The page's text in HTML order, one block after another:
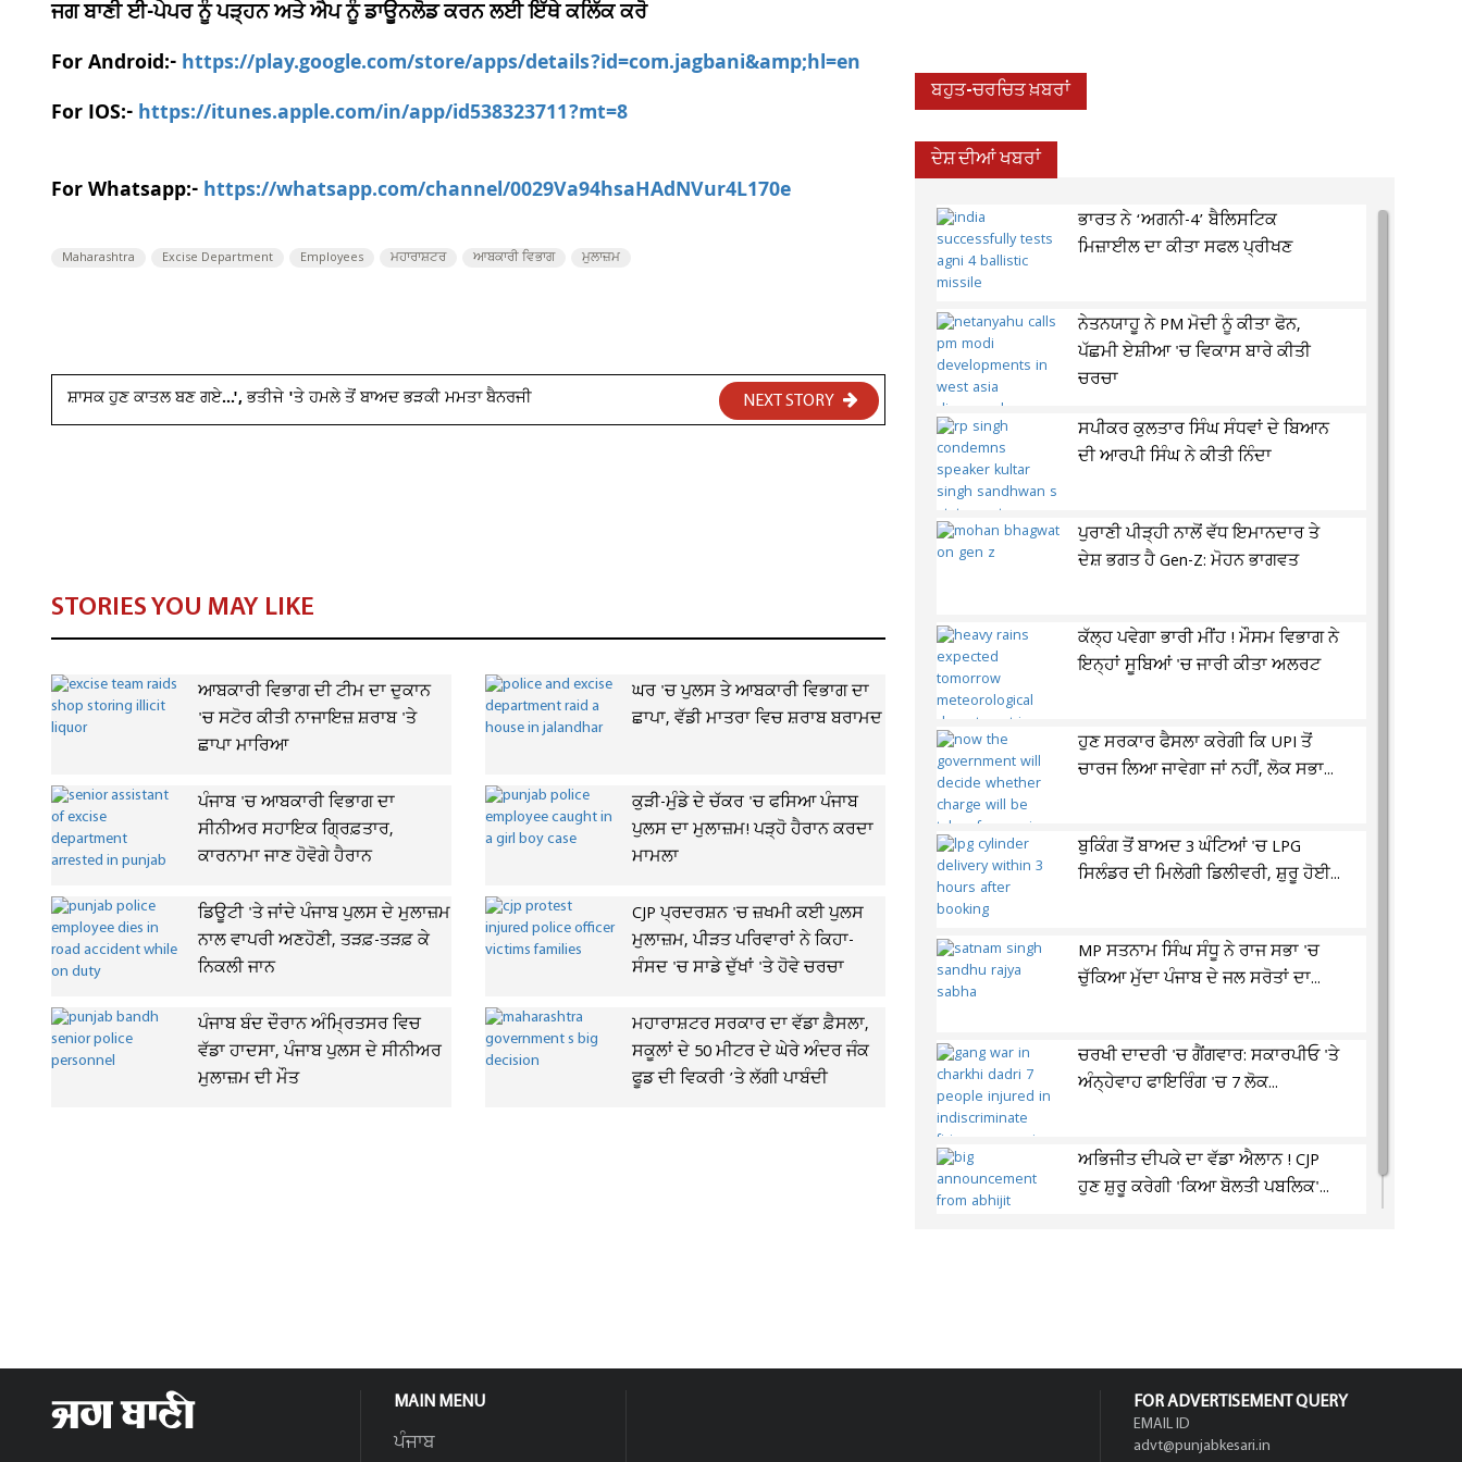
ਜਗ ਬਾਣੀ ਈ-ਪੇਪਰ ਨੂੰ ਪੜ੍ਹਨ ਅਤੇ ਐਪ ਨੂੰ ਡਾਊਨਲੋਡ ਕਰਨ ਲਈ ਇੱਥੇ ਕਲਿੱਕ ਕਰੋ
For Android:-https://play.google.com/store/apps/details?id=com.jagbani&amp;hl=en
For IOS:-https://itunes.apple.com/in/app/id538323711?mt=8
For Whatsapp:-https://whatsapp.com/channel/0029Va94hsaHAdNVur4L170e
Maharashtra Excise Department Employees ਮਹਾਰਾਸ਼ਟਰ ਆਬਕਾਰੀ ਵਿਭਾਗ ਮੁਲਾਜ਼ਮ
ਸ਼ਾਸਕ ਹੁਣ ਕਾਤਲ ਬਣ ਗਏ...', ਭਤੀਜੇ 'ਤੇ ਹਮਲੇ ਤੋਂ ਬਾਅਦ ਭੜਕੀ ਮਮਤਾ ਬੈਨਰਜੀ NEXT STORY
STORIES YOU MAY LIKE
ਆਬਕਾਰੀ ਵਿਭਾਗ ਦੀ ਟੀਮ ਦਾ ਦੁਕਾਨ
'ਚ ਸਟੋਰ ਕੀਤੀ ਨਾਜਾਇਜ਼ ਸ਼ਰਾਬ 'ਤੇ
ਛਾਪਾ ਮਾਰਿਆ
ਘਰ 'ਚ ਪੁਲਸ ਤੇ ਆਬਕਾਰੀ ਵਿਭਾਗ ਦਾ
ਛਾਪਾ, ਵੱਡੀ ਮਾਤਰਾ ਵਿਚ ਸ਼ਰਾਬ ਬਰਾਮਦ
ਪੰਜਾਬ 'ਚ ਆਬਕਾਰੀ ਵਿਭਾਗ ਦਾ
ਸੀਨੀਅਰ ਸਹਾਇਕ ਗ੍ਰਿਫ਼ਤਾਰ,
ਕਾਰਨਾਮਾ ਜਾਣ ਹੋਵੋਗੇ ਹੈਰਾਨ
ਕੁੜੀ-ਮੁੰਡੇ ਦੇ ਚੱਕਰ 'ਚ ਫਸਿਆ ਪੰਜਾਬ
ਪੁਲਸ ਦਾ ਮੁਲਾਜ਼ਮ! ਪੜ੍ਹੋ ਹੈਰਾਨ ਕਰਦਾ
ਮਾਮਲਾ
ਡਿਊਟੀ 'ਤੇ ਜਾਂਦੇ ਪੰਜਾਬ ਪੁਲਸ ਦੇ ਮੁਲਾਜ਼ਮ
ਨਾਲ ਵਾਪਰੀ ਅਣਹੋਣੀ, ਤੜਫ਼-ਤੜਫ਼ ਕੇ
ਨਿਕਲੀ ਜਾਨ
CJP ਪ੍ਰਦਰਸ਼ਨ 'ਚ ਜ਼ਖਮੀ ਕਈ ਪੁਲਸ
ਮੁਲਾਜ਼ਮ, ਪੀੜਤ ਪਰਿਵਾਰਾਂ ਨੇ ਕਿਹਾ-
ਸੰਸਦ 'ਚ ਸਾਡੇ ਦੁੱਖਾਂ 'ਤੇ ਹੋਵੇ ਚਰਚਾ
ਪੰਜਾਬ ਬੰਦ ਦੌਰਾਨ ਅੰਮ੍ਰਿਤਸਰ ਵਿਚ
ਵੱਡਾ ਹਾਦਸਾ, ਪੰਜਾਬ ਪੁਲਸ ਦੇ ਸੀਨੀਅਰ
ਮੁਲਾਜ਼ਮ ਦੀ ਮੌਤ
ਮਹਾਰਾਸ਼ਟਰ ਸਰਕਾਰ ਦਾ ਵੱਡਾ ਫ਼ੈਸਲਾ,
ਸਕੂਲਾਂ ਦੇ 50 ਮੀਟਰ ਦੇ ਘੇਰੇ ਅੰਦਰ ਜੰਕ
ਫੂਡ ਦੀ ਵਿਕਰੀ ’ਤੇ ਲੱਗੀ ਪਾਬੰਦੀ
ਬਹੁਤ-ਚਰਚਿਤ ਖ਼ਬਰਾਂ
ਦੇਸ਼ ਦੀਆਂ ਖਬਰਾਂ
ਭਾਰਤ ਨੇ ‘ਅਗਨੀ-4’ ਬੈਲਿਸਟਿਕ
ਮਿਜ਼ਾਈਲ ਦਾ ਕੀਤਾ ਸਫਲ ਪ੍ਰੀਖਣ
ਨੇਤਨਯਾਹੂ ਨੇ PM ਮੋਦੀ ਨੂੰ ਕੀਤਾ ਫੋਨ,
ਪੱਛਮੀ ਏਸ਼ੀਆ 'ਚ ਵਿਕਾਸ ਬਾਰੇ ਕੀਤੀ
ਚਰਚਾ
ਸਪੀਕਰ ਕੁਲਤਾਰ ਸਿੰਘ ਸੰਧਵਾਂ ਦੇ ਬਿਆਨ
ਦੀ ਆਰਪੀ ਸਿੰਘ ਨੇ ਕੀਤੀ ਨਿੰਦਾ
ਪੁਰਾਣੀ ਪੀੜ੍ਹੀ ਨਾਲੋਂ ਵੱਧ ਇਮਾਨਦਾਰ ਤੇ
ਦੇਸ਼ ਭਗਤ ਹੈ Gen-Z: ਮੋਹਨ ਭਾਗਵਤ
ਕੱਲ੍ਹ ਪਵੇਗਾ ਭਾਰੀ ਮੀਂਹ ! ਮੌਸਮ ਵਿਭਾਗ ਨੇ
ਇਨ੍ਹਾਂ ਸੂਬਿਆਂ 'ਚ ਜਾਰੀ ਕੀਤਾ ਅਲਰਟ
ਹੁਣ ਸਰਕਾਰ ਫੈਸਲਾ ਕਰੇਗੀ ਕਿ UPI ਤੋਂ
ਚਾਰਜ ਲਿਆ ਜਾਵੇਗਾ ਜਾਂ ਨਹੀਂ, ਲੋਕ ਸਭਾ...
ਬੁਕਿੰਗ ਤੋਂ ਬਾਅਦ 3 ਘੰਟਿਆਂ 'ਚ LPG
ਸਿਲੰਡਰ ਦੀ ਮਿਲੇਗੀ ਡਿਲੀਵਰੀ, ਸ਼ੁਰੂ ਹੋਈ...
MP ਸਤਨਾਮ ਸਿੰਘ ਸੰਧੂ ਨੇ ਰਾਜ ਸਭਾ 'ਚ
ਚੁੱਕਿਆ ਮੁੱਦਾ ਪੰਜਾਬ ਦੇ ਜਲ ਸਰੋਤਾਂ ਦਾ...
ਚਰਖੀ ਦਾਦਰੀ 'ਚ ਗੈਂਗਵਾਰ: ਸਕਾਰਪੀਓ 'ਤੇ
ਅੰਨ੍ਹੇਵਾਹ ਫਾਇਰਿੰਗ 'ਚ 7 ਲੋਕ...
ਅਭਿਜੀਤ ਦੀਪਕੇ ਦਾ ਵੱਡਾ ਐਲਾਨ ! CJP
ਹੁਣ ਸ਼ੁਰੂ ਕਰੇਗੀ 'ਕਿਆ ਬੋਲਤੀ ਪਬਲਿਕ'...
MAIN MENU
ਪੰਜਾਬ
FOR ADVERTISEMENT QUERY
EMAIL ID
advt@punjabkesari.in